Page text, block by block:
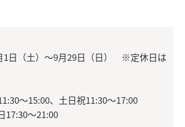
1日（土）～9月29日（日） ※定休日は
～15:00、土日祝11:30～17:00
17:30～21:00